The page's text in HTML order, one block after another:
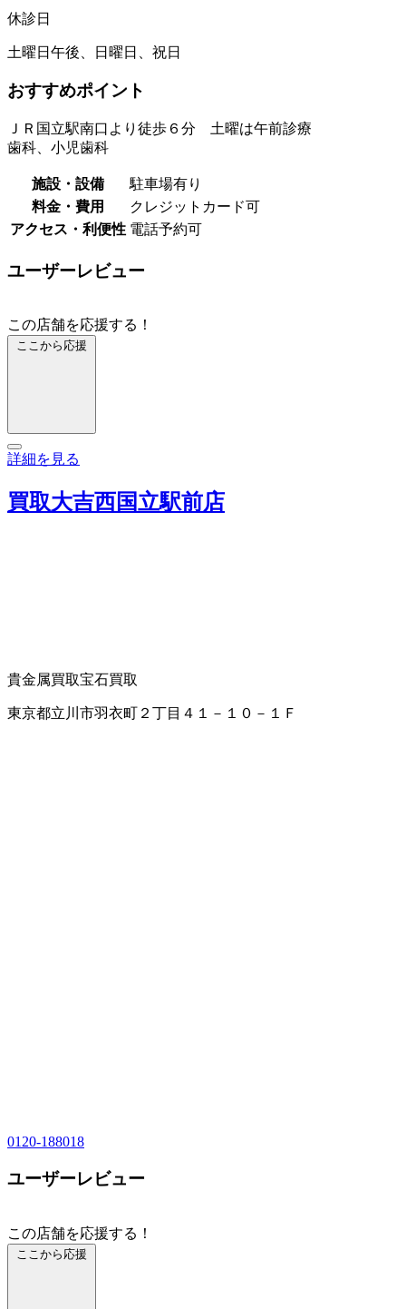
休診日
土曜日午後、日曜日、祝日
おすすめポイント
ＪＲ国立駅南口より徒歩６分 土曜は午前診療
歯科、小児歯科
施設・設備
駐車場有り
料金・費用
クレジットカード可
アクセス・利便性 電話予約可
ユーザーレビュー
この店舗を応援する！
ここから応援
詳細を見る
買取大吉西国立駅前店
貴金属買取宝石買取
東京都立川市羽衣町２丁目４１－１０－１Ｆ
0120-188018
ユーザーレビュー
この店舗を応援する！
ここから応援